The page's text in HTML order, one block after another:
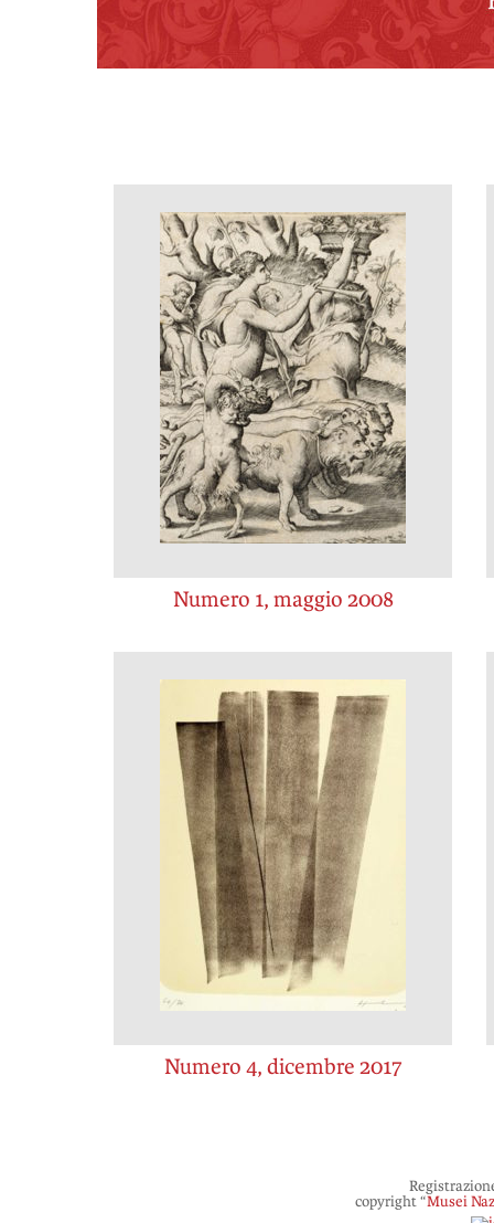
Numero 1, maggio 2008
Numero 4, dicembre 2017
copyright “Musei